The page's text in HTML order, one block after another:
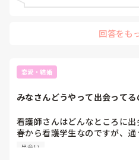
回答をも
恋愛・結婚
みなさんどうやって出会ってる
看護師さんはどんなところに
春から看護学生なのですが、通
入りたいサークルもないので入
出会い